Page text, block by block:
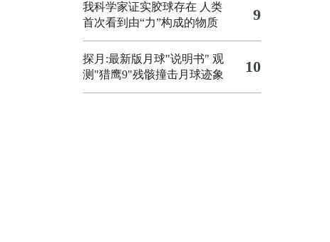
我科学家证实胶球存在 人类
首次看到由“力”构成的物质
9
探月:最新版月球"说明书" 观
测"猎鹰9"残骸撞击月球迹象
10